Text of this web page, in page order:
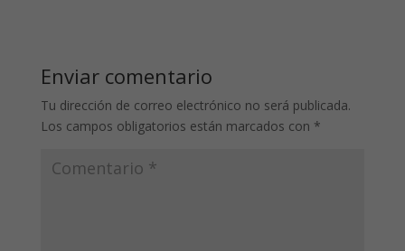
Enviar comentario
Tu dirección de correo electrónico no será publicada.
Los campos obligatorios están marcados con *